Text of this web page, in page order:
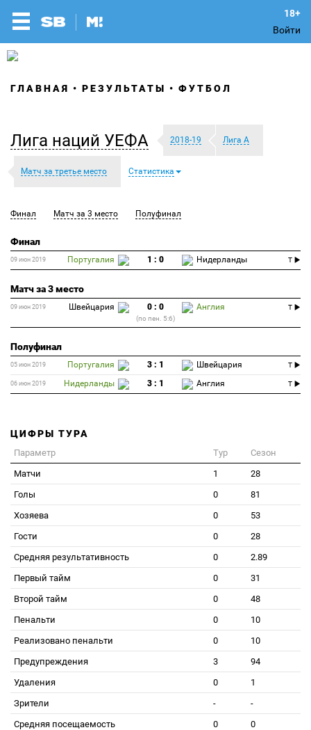
Войти
ГЛАВНАЯ РЕЗУЛЬТАТЫ ФУТБОЛ
Лига наций УЕФА 2018-19 Лига A
Матч за третье место Статистика
Финал Матч за 3 место Полуфинал
Финал
09 июн 2019 Португалия 1 : 0 T
Нидерланды
Матч за 3 место
09 июн 2019 Швейцария 0 : 0 T
Англия
(по пен. 5:6)
Полуфинал
05 июн 2019 Португалия 3 : 1 T
Швейцария
06 июн 2019 Нидерланды 3 : 1 T
Англия
ЦИФРЫ ТУРА
Параметр Тур
Сезон
Матчи
1
28
Голы
0
81
Хозяева
0
53
Гости
0
28
Средняя результативность
0
2.89
Первый тайм
0
31
Второй тайм
0
48
Пенальти
0
10
Реализовано пенальти
0
10
Предупреждения
3
94
Удаления
0
1
Зрители
-
-
Средняя посещаемость
0
0